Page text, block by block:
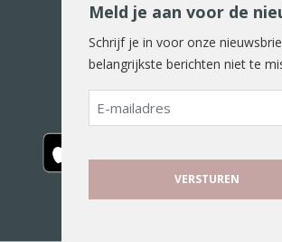
De reiswereld in woord en
Meld je aan voor de
Schrijf je in voor onze
belangrijkste berichten niet te
E-
mailadres